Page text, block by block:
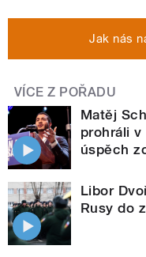
Jak nás
VÍCE Z POŘADU
Matěj
prohráli
úspěch
Libor
Rusy do